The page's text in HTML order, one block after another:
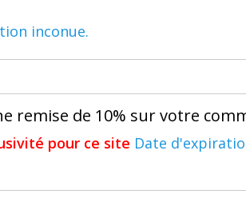
inconue.
remise de 10% sur votre
pour ce site Date